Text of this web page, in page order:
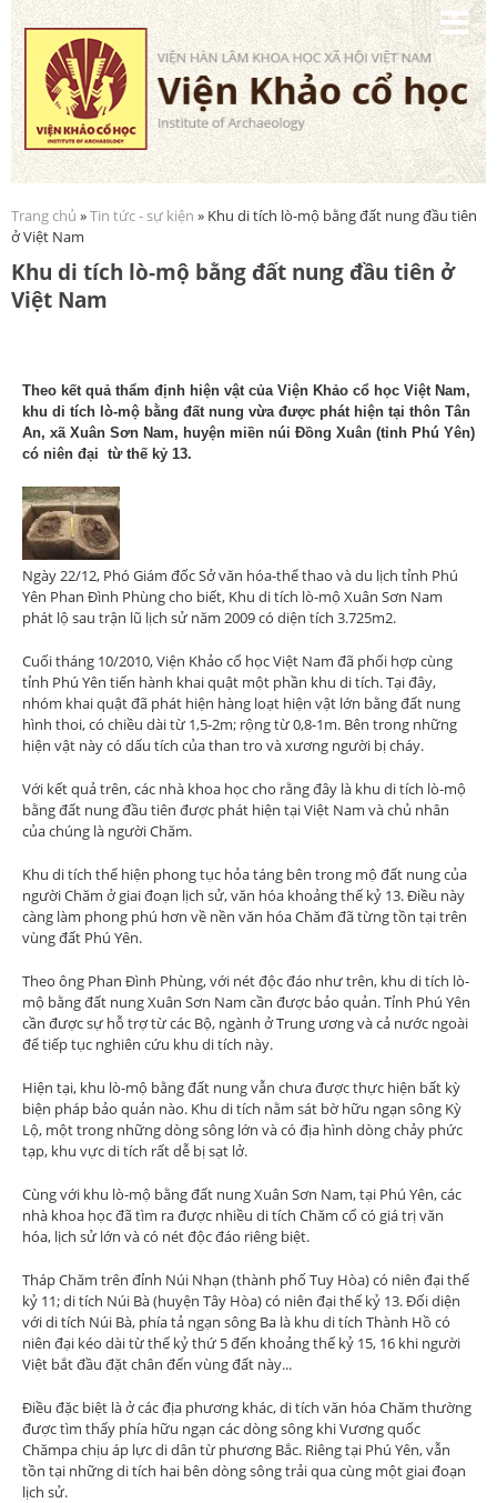
Nhảy
đến
nội
dung
Bạn đang ở đây
Trang chủ »Tin tức - sự kiện » Khu di tích lò-mộ bằng đất nung đầu tiên
ở Việt Nam
Khu di tích lò-mộ bằng đất nung đầu tiên ở
Việt Nam
Theo kết quả thẩm định hiện vật của Viện Khảo cổ học Việt Nam,
khu di tích lò-mộ bằng đất nung vừa được phát hiện tại thôn Tân
An, xã Xuân Sơn Nam, huyện miền núi Đồng Xuân (tỉnh Phú Yên)
có niên đại từ thế kỷ 13.
Ngày 22/12, Phó Giám đốc Sở văn hóa-thể thao và du lịch tỉnh Phú
Yên Phan Đình Phùng cho biết, Khu di tích lò-mộ Xuân Sơn Nam
phát lộ sau trận lũ lịch sử năm 2009 có diện tích 3.725m2.
Cuối tháng 10/2010, Viện Khảo cổ học Việt Nam đã phối hợp cùng
tỉnh Phú Yên tiến hành khai quật một phần khu di tích. Tại đây,
nhóm khai quật đã phát hiện hàng loạt hiện vật lớn bằng đất nung
hình thoi, có chiều dài từ 1,5-2m; rộng từ 0,8-1m. Bên trong những
hiện vật này có dấu tích của than tro và xương người bị cháy.
Với kết quả trên, các nhà khoa học cho rằng đây là khu di tích lò-mộ
bằng đất nung đầu tiên được phát hiện tại Việt Nam và chủ nhân
của chúng là người Chăm.
Khu di tích thể hiện phong tục hỏa táng bên trong mộ đất nung của
người Chăm ở giai đoạn lịch sử, văn hóa khoảng thế kỷ 13. Điều này
càng làm phong phú hơn về nền văn hóa Chăm đã từng tồn tại trên
vùng đất Phú Yên.
Theo ông Phan Đình Phùng, với nét độc đáo như trên, khu di tích lò-
mộ bằng đất nung Xuân Sơn Nam cần được bảo quản. Tỉnh Phú Yên
cần được sự hỗ trợ từ các Bộ, ngành ở Trung ương và cả nước ngoài
để tiếp tục nghiên cứu khu di tích này.
Hiện tại, khu lò-mộ bằng đất nung vẫn chưa được thực hiện bất kỳ
biện pháp bảo quản nào. Khu di tích nằm sát bờ hữu ngạn sông Kỳ
Lộ, một trong những dòng sông lớn và có địa hình dòng chảy phức
tạp, khu vực di tích rất dễ bị sạt lở.
Cùng với khu lò-mộ bằng đất nung Xuân Sơn Nam, tại Phú Yên, các
nhà khoa học đã tìm ra được nhiều di tích Chăm cổ có giá trị văn
hóa, lịch sử lớn và có nét độc đáo riêng biệt.
Tháp Chăm trên đỉnh Núi Nhạn (thành phố Tuy Hòa) có niên đại thế
kỷ 11; di tích Núi Bà (huyện Tây Hòa) có niên đại thế kỷ 13. Đối diện
với di tích Núi Bà, phía tả ngạn sông Ba là khu di tích Thành Hồ có
niên đại kéo dài từ thế kỷ thứ 5 đến khoảng thế kỷ 15, 16 khi người
Việt bắt đầu đặt chân đến vùng đất này...
Điều đặc biệt là ở các địa phương khác, di tích văn hóa Chăm thường
được tìm thấy phía hữu ngạn các dòng sông khi Vương quốc
Chămpa chịu áp lực di dân từ phương Bắc. Riêng tại Phú Yên, vẫn
tồn tại những di tích hai bên dòng sông trải qua cùng một giai đoạn
lịch sử.